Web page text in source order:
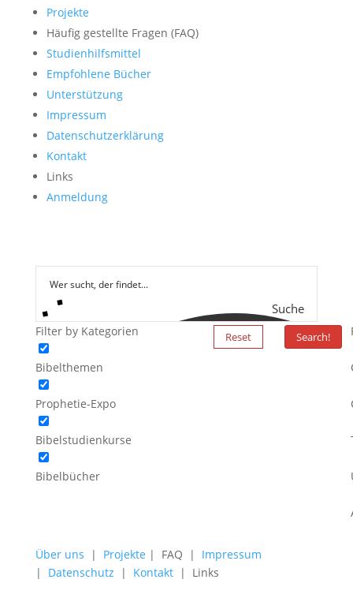
Projekte
Häufig gestellte Fragen (FAQ)
Studienhilfsmittel
Empfohlene Bücher
Unterstützung
Impressum
Datenschutzerklärung
Kontakt
Links
Anmeldung
Suche
Filter by Kategorien
Bibelthemen
Prophetie-Expo
Bibelstudienkurse
Bibelbücher
Reset Search!
Über uns | Projekte | FAQ | Impressum
| Datenschutz | Kontakt| Links